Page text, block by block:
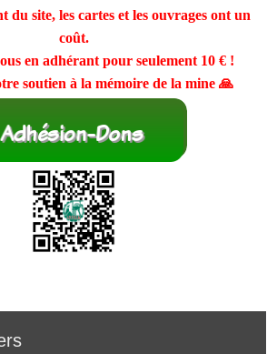
du site, les cartes et les ouvrages ont un
coût.
en adhérant pour seulement 10 €!
soutien à la mémoire de la mine 🙏